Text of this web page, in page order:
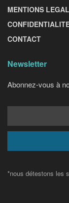
MENTIONS
CONTACT
Newsletter
Abonnez-vous à
*nous détestons les